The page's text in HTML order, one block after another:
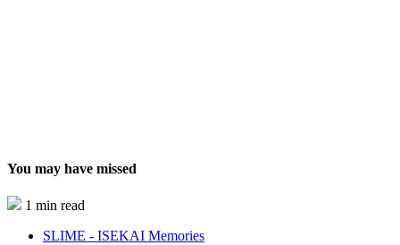
You may have missed
1 min read
SLIME - ISEKAI Memories